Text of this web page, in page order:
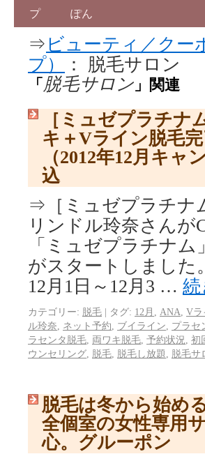
プ ぽん
⇒ ビューティ／クー
プ）
： 脱毛サロン
「 脱毛サロン 」関連
［ミュゼプラチナ
キ＋Vライン脱毛
（2012年12月キ
込
⇒［ミュゼプラチナ
リンドル玲奈さん
「ミュゼプラチナ
がスタートしました
12月1日～12月3 … 続
カテゴリー: 脱毛 | タグ: 12月 ANA Vラ
ル玲奈
ネット予約 ブイライン プラセ
ラセンタ脱毛 両ワキ脱毛 予約状況 初
ウンセリング
脱毛 脱毛し放題 脱毛サ
脱毛は冬から始め
全個室の女性専用
心。グルーポン